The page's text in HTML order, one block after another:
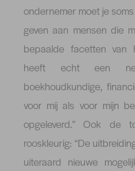
ondernemer moet je
geven aan mensen die
bepaalde facetten van
heeft echt een
boekhoudkundige,
voor mij als voor mijn
opgeleverd.” Ook de
rooskleurig: “De
uiteraard nieuwe